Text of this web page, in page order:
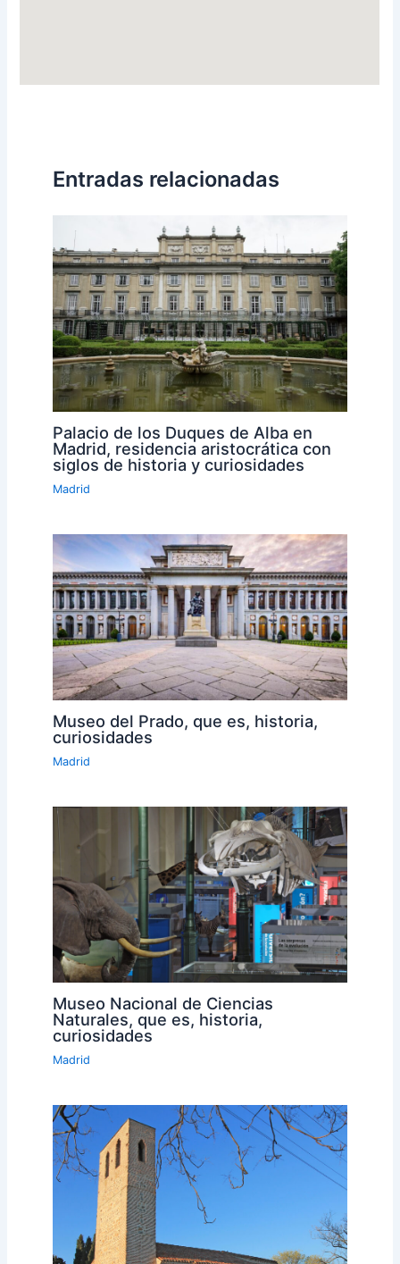
Entradas relacionadas
Palacio de los Duques de Alba en
Madrid, residencia aristocrática con
siglos de historia y curiosidades
Madrid
Museo del Prado, que es, historia,
curiosidades
Madrid
Museo Nacional de Ciencias
Naturales, que es, historia,
curiosidades
Madrid